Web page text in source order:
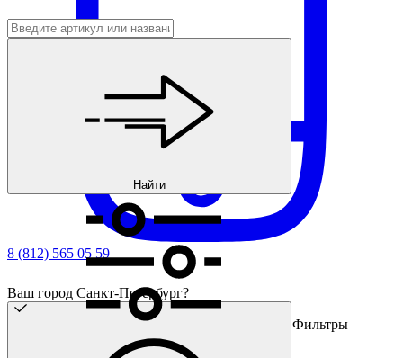
8 (812) 565 05 59
Ваш город Санкт-Петербург?
Найти
Фильтры